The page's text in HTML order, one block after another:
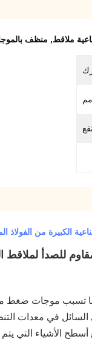
ملاقط, منظف بالموجات
المقاوم للصدأ 960